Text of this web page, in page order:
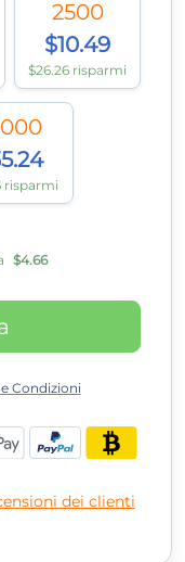
2500
$10.49
$26.26 risparmi
risparmi
$4.66
Condizioni
dei clienti